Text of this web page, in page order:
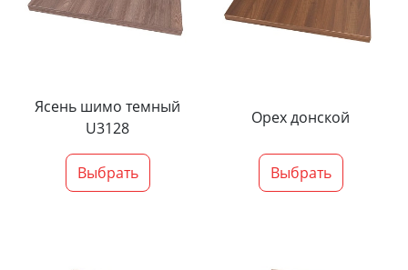
Ясень шимо темный
U3128
Выбрать
Орех донской
Выбрать